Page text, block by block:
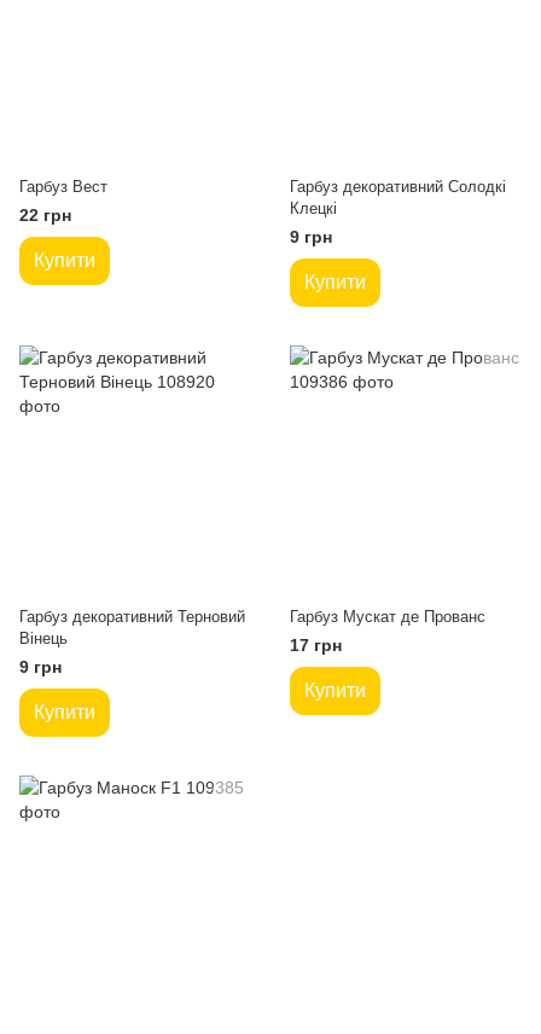
Гарбуз Вест
22 грн
Купити
Гарбуз декоративний Солодкі
Клецкі
9 грн
Купити
Гарбуз декоративний Терновий
Вінець
9 грн
Купити
Гарбуз Мускат де Прованс
17 грн
Купити